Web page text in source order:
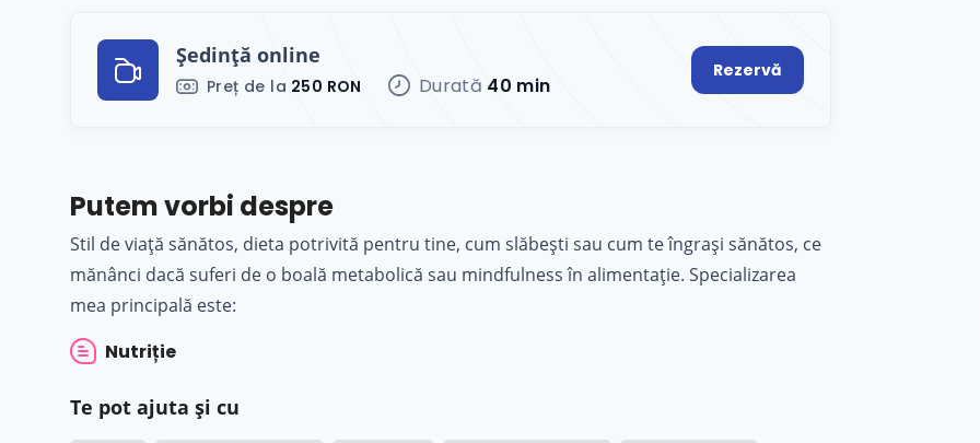
Ședință online
Preț de la 250 RON Durată 40 min
Rezervă
Putem vorbi despre
Stil de viață sănătos, dieta potrivită pentru tine, cum slăbești sau cum te îngrași sănătos, ce
mănânci dacă suferi de o boală metabolică sau mindfulness în alimentație. Specializarea
mea principală este:
Nutriție
Te pot ajuta și cu